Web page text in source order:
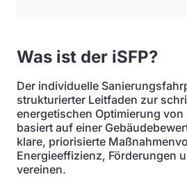
Was ist der iSFP?
Der individuelle
strukturierter Leitfaden zur
energetischen Optimierung von
basiert auf einer
klare, priorisierte
Energieeffizienz, Förderungen
vereinen.